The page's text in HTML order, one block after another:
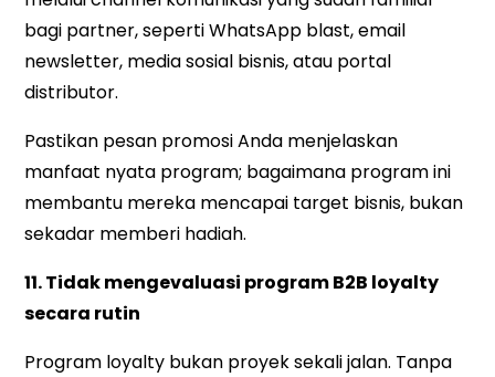
bagi partner,seperti WhatsApp blast, email
newsletter, media sosial bisnis, atau portal
distributor.
Pastikan pesan promosi Anda menjelaskan
manfaat nyata program; bagaimana program ini
membantu mereka mencapai target bisnis, bukan
sekadar memberi hadiah.
11. Tidak mengevaluasi program B2B loyalty
secara rutin
Program loyalty bukan proyek sekali jalan. Tanpa